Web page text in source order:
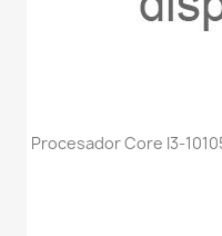
Procesador Core I3-